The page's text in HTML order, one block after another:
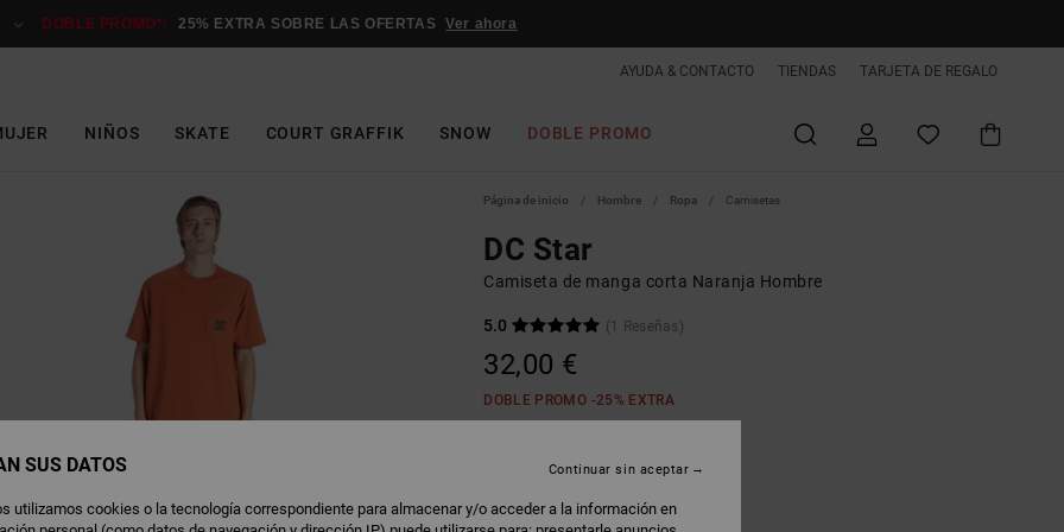
DOBLE PROMO*: 25% EXTRA SOBRE LAS OFERTAS Ver ahora
AYUDA & CONTACTO TIENDAS TARJETA DE REGALO
NIÑOS SKATE COURT GRAFFIK SNOW DOBLE PROMO
Página de inicio Hombre Ropa Camisetas
DC Star
Camiseta de manga corta Naranja Hombre
5.0 (1 Reseñas)
32,00 €
DOBLE PROMO -25% EXTRA
Auburn
SUS DATOS
utilizamos cookies o la tecnología correspondiente para almacenar y/o acceder a la información en
Continuar sin aceptar